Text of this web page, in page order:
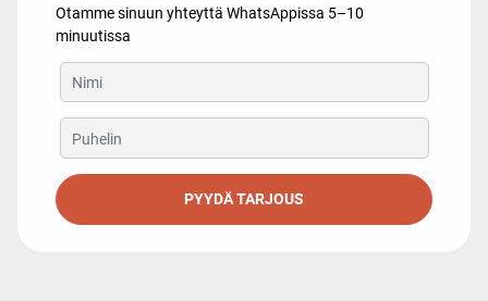
Otamme sinuun yhteyttä WhatsAppissa 5–10
minuutissa
PYYDÄ TARJOUS